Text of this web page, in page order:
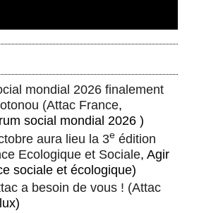
mondial 2026 finalement
(Attac France,
social mondial 2026 )
aura lieu la 3e édition
Ecologique et Sociale, Agir
sociale et écologique)
a besoin de vous ! (Attac